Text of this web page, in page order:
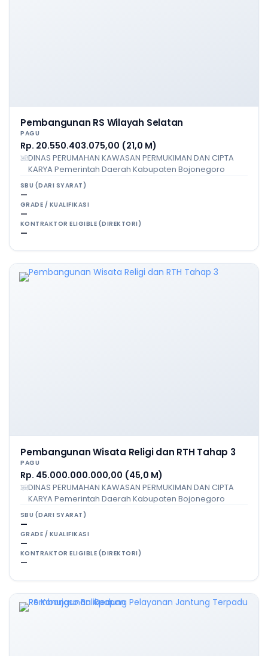
Pembangunan RS Wilayah Selatan
PAGU
Rp. 20.550.403.075,00 (21,0 M)
DINAS PERUMAHAN KAWASAN PERMUKIMAN DAN CIPTA
KARYA Pemerintah Daerah Kabupaten Bojonegoro
SBU (DARI SYARAT)
—
GRADE / KUALIFIKASI
—
KONTRAKTOR ELIGIBLE (DIREKTORI)
—
Pembangunan Wisata Religi dan RTH Tahap 3
PAGU
Rp. 45.000.000.000,00 (45,0 M)
DINAS PERUMAHAN KAWASAN PERMUKIMAN DAN CIPTA
KARYA Pemerintah Daerah Kabupaten Bojonegoro
SBU (DARI SYARAT)
—
GRADE / KUALIFIKASI
—
KONTRAKTOR ELIGIBLE (DIREKTORI)
—